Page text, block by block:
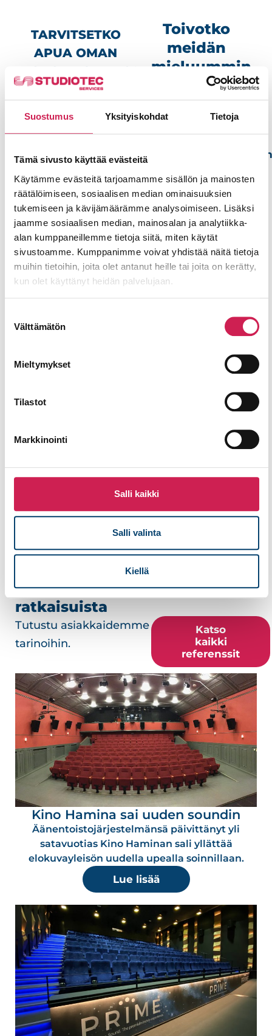
Suostumus Yksityiskohdat Tietoja
Tämä sivusto käyttää evästeitä
Käytämme evästeitä tarjoamamme sisällön ja mainosten
räätälöimiseen, sosiaalisen median ominaisuuksien
tukemiseen ja kävijämäärämme analysoimiseen. Lisäksi
jaamme sosiaalisen median, mainosalan ja analytiikka-
alan kumppaneillemme tietoja siitä, miten käytät
sivustoamme. Kumppanimme voivat yhdistää näitä tietoja
muihin tietoihin, joita olet antanut heille tai joita on kerätty,
kun olet käyttänyt heidän palvelujaan.
valinta
Välttämätön
Mieltymykset
Tilastot
Markkinointi
Salli kaikki
Salli valinta
Kiellä
TARVITSETKO
APUA OMAN
AV-ASIOISSA?
Mitroon!
Mitro
Lehtinen
Account
Executive
+358 44
554
mitro.lehtinen@studiotec.fi
Toivotko
meidän
mieluummin
olevan
yhteydessä
sinuun?
yhteydenottopyynnön
lomakkeella.
Nimi
Sähköposti
Referenssejä esitystilojen AV-
ratkaisuista
Tutustu asiakkaidemme
tarinoihin.
Katso
kaikki
referenssit
Kino Hamina sai uuden soundin
Äänentoistojärjestelmänsä päivittänyt yli
satavuotias Kino Haminan sali yllättää
elokuvayleisön uudella upealla soinnillaan.
Lue lisää